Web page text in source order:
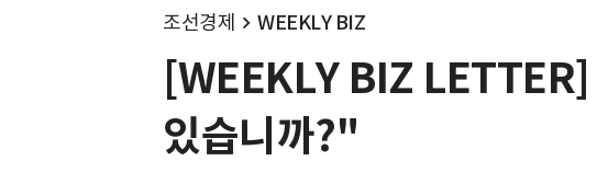
조선경제 WEEKLY BIZ
[WEEKLY BIZ
있습니까?"